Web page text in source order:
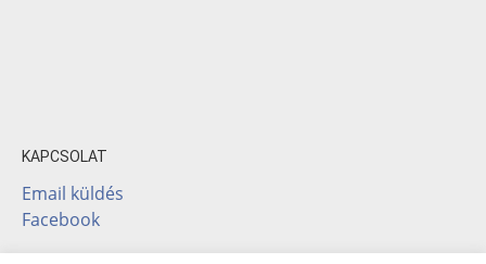
KAPCSOLAT
Email küldés
Facebook